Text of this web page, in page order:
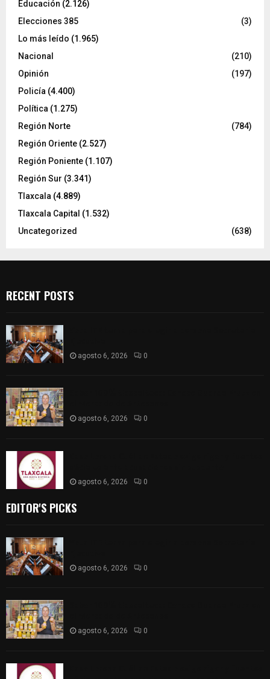
Educación (2.126)
Elecciones 385
(3)
Lo más leído (1.965)
Nacional
(210)
Opinión
(197)
Policía (4.400)
Política (1.275)
Región Norte
(784)
Región Oriente (2.527)
Región Poniente (1.107)
Región Sur (3.341)
Tlaxcala (4.889)
Tlaxcala Capital (1.532)
Uncategorized
(638)
RECENT POSTS
agosto 6, 2026 0
agosto 6, 2026 0
agosto 6, 2026 0
EDITOR'S PICKS
agosto 6, 2026 0
agosto 6, 2026 0